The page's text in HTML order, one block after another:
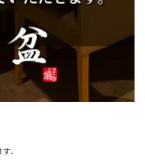
。